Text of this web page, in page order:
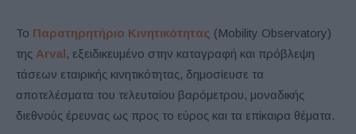
Το Παρατηρητήριο Κινητικότητας (Mobility Observatory)
της Arval, εξειδικευμένο στην καταγραφή και πρόβλεψη
τάσεων εταιρικής κινητικότητας, δημοσίευσε τα
αποτελέσματα του τελευταίου βαρόμετρου, μοναδικής
διεθνούς έρευνας ως προς το εύρος και τα επίκαιρα θέματα.